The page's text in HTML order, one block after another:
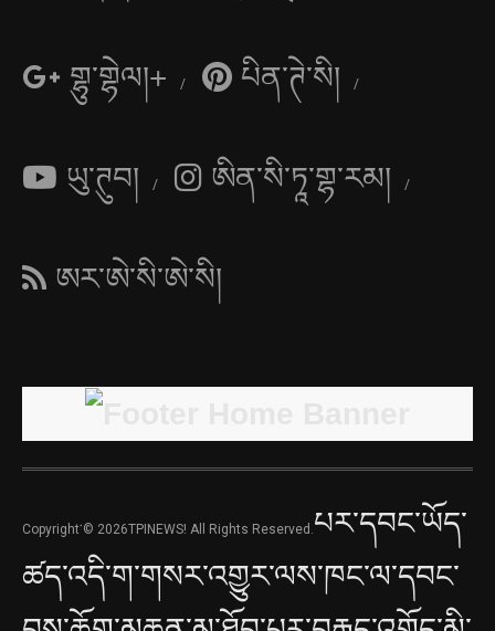
གྷུ་གྷེལ།+ པིན་ཊེ་སི།
ཡུ་ཊུབ། ཨིན་སི་ཏཱ་གྷ་རམ།
ཨར་ཨེ་སི་ཨེ་སི།
Copyright་© 2026TPINEWS! All Rights Reserved.པར་དབང་ཡོད་
ཚད་འདི་ག་གསར་འགྱུར་ལས་ཁང་ལ་དབང་